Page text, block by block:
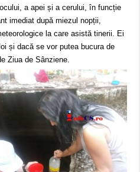
a apei și a cerului, în funcție
imediat după miezul nopții,
la care asistă tinerii. Ei
și dacă se vor putea bucura de
Ziua de Sânziene.